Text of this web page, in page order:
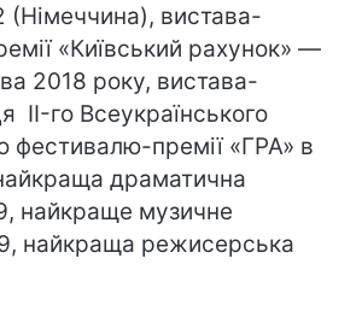
(Німеччина), вистава-
«Київський рахунок» —
2018 року, вистава-
II-го Всеукраїнського
фестивалю-премії «ГРА» в
драматична
найкраще музичне
найкраща режисерська